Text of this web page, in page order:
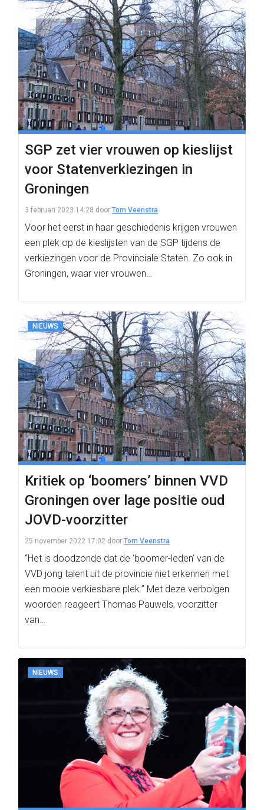
SGP zet vier vrouwen op kieslijst
voor Statenverkiezingen in
Groningen
3 februari 2023 14:28 door Tom Veenstra
Voor het eerst in haar geschiedenis krijgen vrouwen
een plek op de kieslijsten van de SGP tijdens de
verkiezingen voor de Provinciale Staten. Zo ook in
Groningen, waar vier vrouwen…
NIEUWS
Kritiek op ‘boomers’ binnen VVD
Groningen over lage positie oud
JOVD-voorzitter
25 november 2022 17:02 door Tom Veenstra
“Het is doodzonde dat de ‘boomer-leden’ van de
VVD jong talent uit de provincie niet erkennen met
een mooie verkiesbare plek.” Met deze verbolgen
woorden reageert Thomas Pauwels, voorzitter
van…
NIEUWS